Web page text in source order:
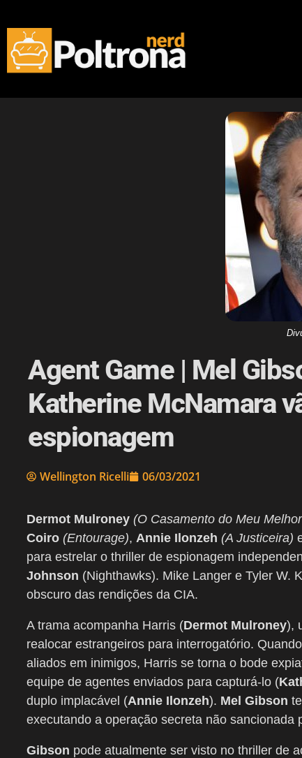
Agent Game | Mel
Katherine McNamara
espionagem
Wellington Ricelli 06/03/2021
Dermot Mulroney (O Casamento do Meu
Coiro (Entourage), Annie Ilonzeh (A Justiceira)
para estrelar o thriller de espionagem
Johnson (Nighthawks). Mike Langer e Tyler W.
obscuro das rendições da CIA.
A trama acompanha Harris (Dermot Mulroney),
realocar estrangeiros para interrogatório.
aliados em inimigos, Harris se torna o bode
equipe de agentes enviados para capturá-lo (
duplo implacável (Annie Ilonzeh). Mel Gibson
executando a operação secreta não sancionada
Gibson pode atualmente ser visto no thriller de